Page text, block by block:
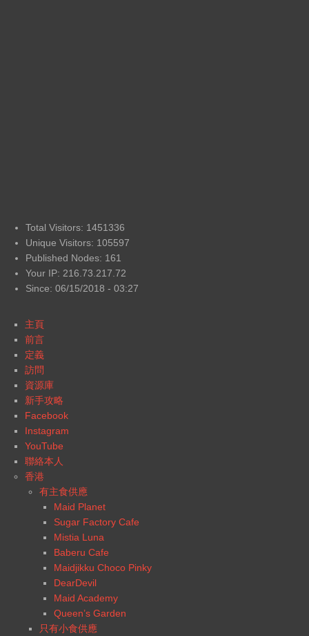
Total Visitors: 1451336
Unique Visitors: 105597
Published Nodes: 161
Your IP: 216.73.217.72
Since: 06/15/2018 - 03:27
主頁
前言
定義
訪問
資源庫
新手攻略
Facebook
Instagram
YouTube
聯絡本人
香港
有主食供應
Maid Planet
Sugar Factory Cafe
Mistia Luna
Baberu Cafe
Maidjikku Choco Pinky
DearDevil
Maid Academy
Queen’s Garden
只有小食供應